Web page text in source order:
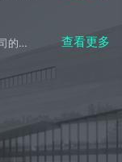
公司成立于2009年，是北京乐鱼网站股份有限公司的控股子公司，是美国是德科技公司（Keysight Technologies）在中国内地授权的技术合作伙伴，全权负责授权区域内的是德产品的销售、售前和售后技术支持及服务。 查看更多